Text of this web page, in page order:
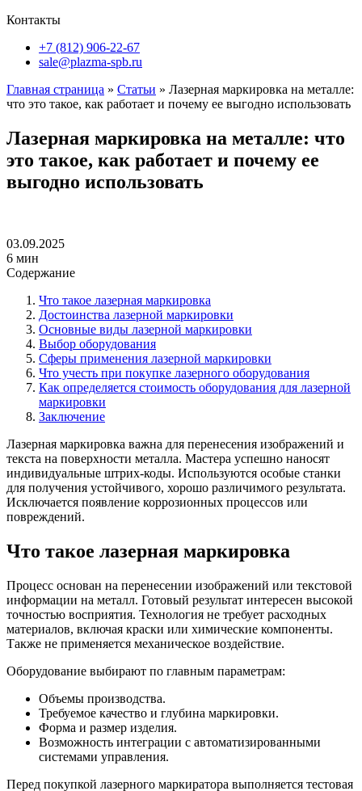
Контакты
+7 (812) 906-22-67
sale@plazma-spb.ru
Главная страница » Статьи » Лазерная маркировка на металле:
что это такое, как работает и почему ее выгодно использовать
Лазерная маркировка на металле: что
это такое, как работает и почему ее
выгодно использовать
03.09.2025
6 мин
Содержание
Что такое лазерная маркировка
Достоинства лазерной маркировки
Основные виды лазерной маркировки
Выбор оборудования
Сферы применения лазерной маркировки
Что учесть при покупке лазерного оборудования
Как определяется стоимость оборудования для лазерной
маркировки
Заключение
Лазерная маркировка важна для перенесения изображений и
текста на поверхности металла. Мастера успешно наносят
индивидуальные штрих-коды. Используются особые станки
для получения устойчивого, хорошо различимого результата.
Исключается появление коррозионных процессов или
повреждений.
Что такое лазерная маркировка
Процесс основан на перенесении изображений или текстовой
информации на металл. Готовый результат интересен высокой
точностью восприятия. Технология не требует расходных
материалов, включая краски или химические компоненты.
Также не применяется механическое воздействие.
Оборудование выбирают по главным параметрам:
Объемы производства.
Требуемое качество и глубина маркировки.
Форма и размер изделия.
Возможность интеграции с автоматизированными
системами управления.
Перед покупкой лазерного маркиратора выполняется тестовая